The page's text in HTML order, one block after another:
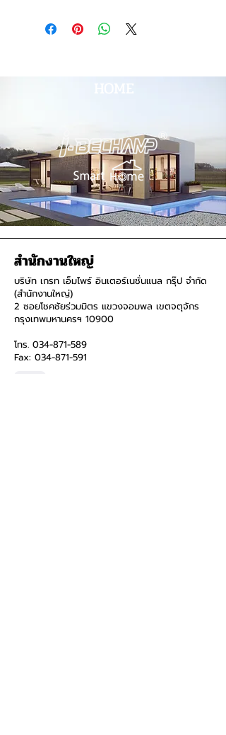
HOME
สำนักงานใหญ่
บริษัท เกรท เอ็มไพร์ อินเตอร์เนชั่นแนล กรุ๊ป จำกัด
(สำนักงานใหญ่)
2 ซอยโชคชัยร่วมมิตร แขวงจอมพล เขตจตุจักร
กรุงเทพมหานครฯ 10900
โทร. 034-871-589
Fax: 034-871-591